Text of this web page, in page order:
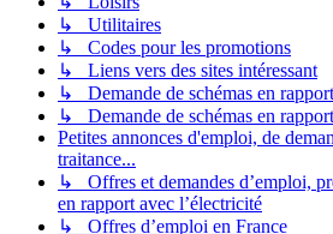
↳ Utilitaires
↳ Codes pour les promotions
↳ Liens vers des sites intéressant
↳ Demande de schémas en
↳ Demande de schémas en
Petites annonces d'emploi, de
traitance...
↳ Offres et demandes d’emploi,
en rapport avec l’électricité
↳ Offres d’emploi en France